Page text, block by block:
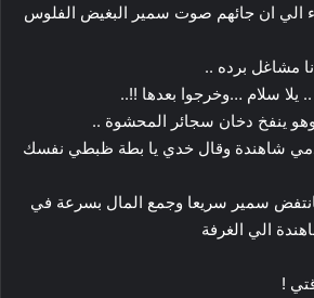
الي ان جائهم صوت سمير البغيض الفلوس
مشاغل برده ..
يلا سلام …وخرجوا بعدها !!..
ينفخ دخان سجائر المحشوة ..
شاهندة وقال خدي يا بطة ظبطي نفسك
سمير سريعا وجمع المال بسرعة في
الي الغرفة
!